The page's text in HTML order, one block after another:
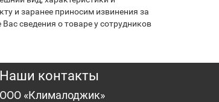
и заранее приносим извинения за
сведения о товаре у сотрудников
Наши контакты
ООО «Клималоджик»